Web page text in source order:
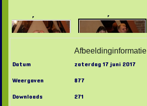
Afbeeldinginformatie
Datum
zaterdag 17 juni 2017
Weergaven
877
Downloads
271